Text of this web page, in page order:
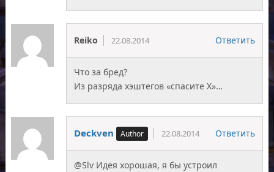
Reiko 22.08.2014 Ответить
Что за бред?
Из разряда хэштегов «спасите X»…
Deckven 22.08.2014 Ответить
@Slv Идея хорошая, я бы устроил